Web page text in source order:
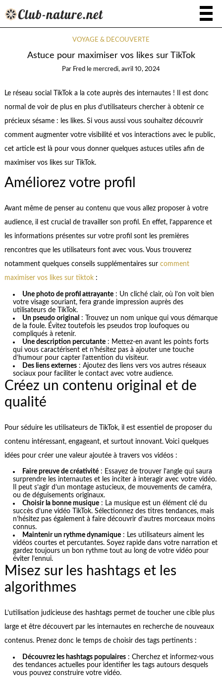
VOYAGE & DÉCOUVERTE
Astuce pour maximiser vos likes sur TikTok
Par Fred le mercredi, avril 10, 2024
Le réseau social TikTok a la cote auprès des internautes ! Il est donc
normal de voir de plus en plus d’utilisateurs chercher à obtenir ce
précieux sésame : les likes. Si vous aussi vous souhaitez découvrir
comment augmenter votre visibilité et vos interactions avec le public,
cet article est là pour vous donner quelques astuces utiles afin de
maximiser vos likes sur TikTok.
Améliorez votre profil
Avant même de penser au contenu que vous allez proposer à votre
audience, il est crucial de travailler son profil. En effet, l’apparence et
les informations présentes sur votre profil sont les premières
rencontres que les utilisateurs font avec vous. Vous trouverez
notamment quelques conseils supplémentaires sur comment
maximiser vos likes sur tiktok:
Une photo de profil attrayante : Un cliché clair, où l’on voit bien
votre visage souriant, fera grande impression auprès des
utilisateurs de TikTok.
Un pseudo original : Trouvez un nom unique qui vous démarque
de la foule. Évitez toutefois les pseudos trop loufoques ou
compliqués à retenir.
Une description percutante : Mettez-en avant les points forts
qui vous caractérisent et n’hésitez pas à ajouter une touche
d’humour pour capter l’attention du visiteur.
Des liens externes : Ajoutez des liens vers vos autres réseaux
sociaux pour faciliter le contact avec votre audience.
Créez un contenu original et de
qualité
Pour séduire les utilisateurs de TikTok, il est essentiel de proposer du
contenu intéressant, engageant, et surtout innovant. Voici quelques
idées pour créer une valeur ajoutée à travers vos vidéos :
Faire preuve de créativité : Essayez de trouver l’angle qui saura
surprendre les internautes et les inciter à interagir avec votre vidéo.
Il peut s’agir d’un montage astucieux, de mouvements de caméra,
ou de déguisements originaux.
Choisir la bonne musique : La musique est un élément clé du
succès d’une vidéo TikTok. Sélectionnez des titres tendances, mais
n’hésitez pas également à faire découvrir d’autres morceaux moins
connus.
Maintenir un rythme dynamique : Les utilisateurs aiment les
vidéos courtes et percutantes. Soyez rapide dans votre narration et
gardez toujours un bon rythme tout au long de votre vidéo pour
éviter l’ennui.
Misez sur les hashtags et les
algorithmes
L’utilisation judicieuse des hashtags permet de toucher une cible plus
large et être découvert par les internautes en recherche de nouveaux
contenus. Prenez donc le temps de choisir des tags pertinents :
Découvrez les hashtags populaires : Cherchez et informez-vous
des tendances actuelles pour identifier les tags autours desquels
vous pouvez construire votre vidéo.